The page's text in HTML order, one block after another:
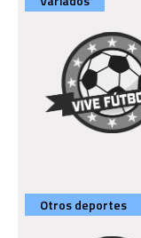
Otros deportes